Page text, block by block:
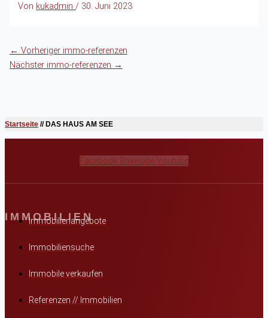
Von kukadmin/ 30. Juni 2023
← Vorheriger immo-referenzen
Nächster immo-referenzen →
Startseite //DAS HAUS AM SEE
Facebook Envelope Youtube
IMMOBILIEN
Immobilienangebote
Immobiliensuche
Immobile verkaufen
Referenzen // Immobilien